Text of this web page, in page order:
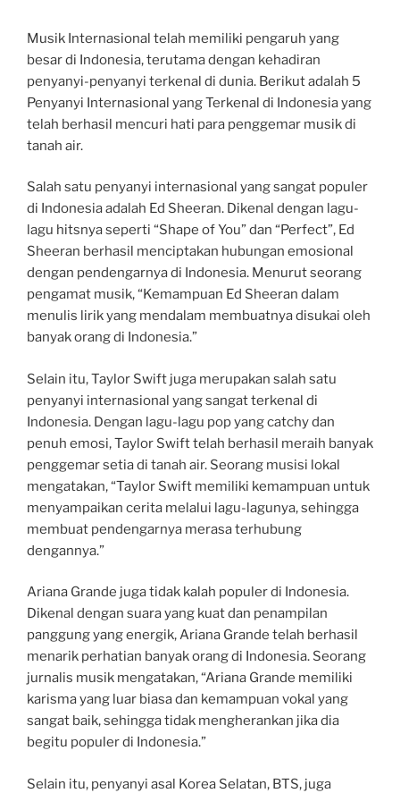
Musik Internasional telah memiliki pengaruh yang
besar di Indonesia, terutama dengan kehadiran
penyanyi-penyanyi terkenal di dunia. Berikut adalah 5
Penyanyi Internasional yang Terkenal di Indonesia yang
telah berhasil mencuri hati para penggemar musik di
tanah air.
Salah satu penyanyi internasional yang sangat populer
di Indonesia adalah Ed Sheeran. Dikenal dengan lagu-
lagu hitsnya seperti “Shape of You” dan “Perfect”, Ed
Sheeran berhasil menciptakan hubungan emosional
dengan pendengarnya di Indonesia. Menurut seorang
pengamat musik, “Kemampuan Ed Sheeran dalam
menulis lirik yang mendalam membuatnya disukai oleh
banyak orang di Indonesia.”
Selain itu, Taylor Swift juga merupakan salah satu
penyanyi internasional yang sangat terkenal di
Indonesia. Dengan lagu-lagu pop yang catchy dan
penuh emosi, Taylor Swift telah berhasil meraih banyak
penggemar setia di tanah air. Seorang musisi lokal
mengatakan, “Taylor Swift memiliki kemampuan untuk
menyampaikan cerita melalui lagu-lagunya, sehingga
membuat pendengarnya merasa terhubung
dengannya.”
Ariana Grande juga tidak kalah populer di Indonesia.
Dikenal dengan suara yang kuat dan penampilan
panggung yang energik, Ariana Grande telah berhasil
menarik perhatian banyak orang di Indonesia. Seorang
jurnalis musik mengatakan, “Ariana Grande memiliki
karisma yang luar biasa dan kemampuan vokal yang
sangat baik, sehingga tidak mengherankan jika dia
begitu populer di Indonesia.”
Selain itu, penyanyi asal Korea Selatan, BTS, juga